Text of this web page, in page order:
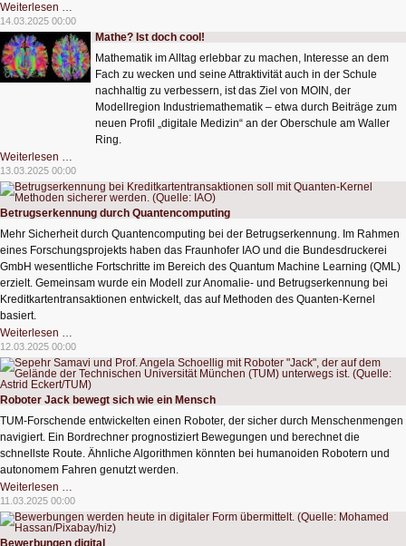
Weiterlesen …
Sicherheitslücke
in
Microsoft
Windows
14.03.2025 00:00
Mathe? Ist doch cool!
Mathematik im Alltag erlebbar zu machen, Interesse an dem
Fach zu wecken und seine Attraktivität auch in der Schule
nachhaltig zu verbessern, ist das Ziel von MOIN, der
Modellregion Industriemathematik – etwa durch Beiträge zum
neuen Profil „digitale Medizin“ an der Oberschule am Waller
Ring.
Weiterlesen …
Ist
doch
cool!
13.03.2025 00:00
Betrugserkennung durch Quantencomputing
Mehr Sicherheit durch Quantencomputing bei der Betrugserkennung. Im Rahmen
eines Forschungsprojekts haben das Fraunhofer IAO und die Bundesdruckerei
GmbH wesentliche Fortschritte im Bereich des Quantum Machine Learning (QML)
erzielt. Gemeinsam wurde ein Modell zur Anomalie- und Betrugserkennung bei
Kreditkartentransaktionen entwickelt, das auf Methoden des Quanten-Kernel
basiert.
Weiterlesen …
durch
Quantencomputing
12.03.2025 00:00
Roboter Jack bewegt sich wie ein Mensch
TUM-Forschende entwickelten einen Roboter, der sicher durch Menschenmengen
navigiert. Ein Bordrechner prognostiziert Bewegungen und berechnet die
schnellste Route. Ähnliche Algorithmen könnten bei humanoiden Robotern und
autonomem Fahren genutzt werden.
Weiterlesen …
Jack
bewegt
sich
wie
ein
11.03.2025 00:00
Bewerbungen digital